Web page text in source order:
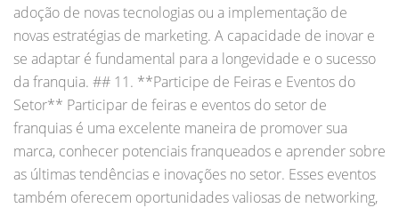
adoção de novas tecnologias ou a implementação de
novas estratégias de marketing. A capacidade de inovar e
se adaptar é fundamental para a longevidade e o sucesso
da franquia. ## 11. **Participe de Feiras e Eventos do
Setor** Participar de feiras e eventos do setor de
franquias é uma excelente maneira de promover sua
marca, conhecer potenciais franqueados e aprender sobre
as últimas tendências e inovações no setor. Esses eventos
também oferecem oportunidades valiosas de networking,